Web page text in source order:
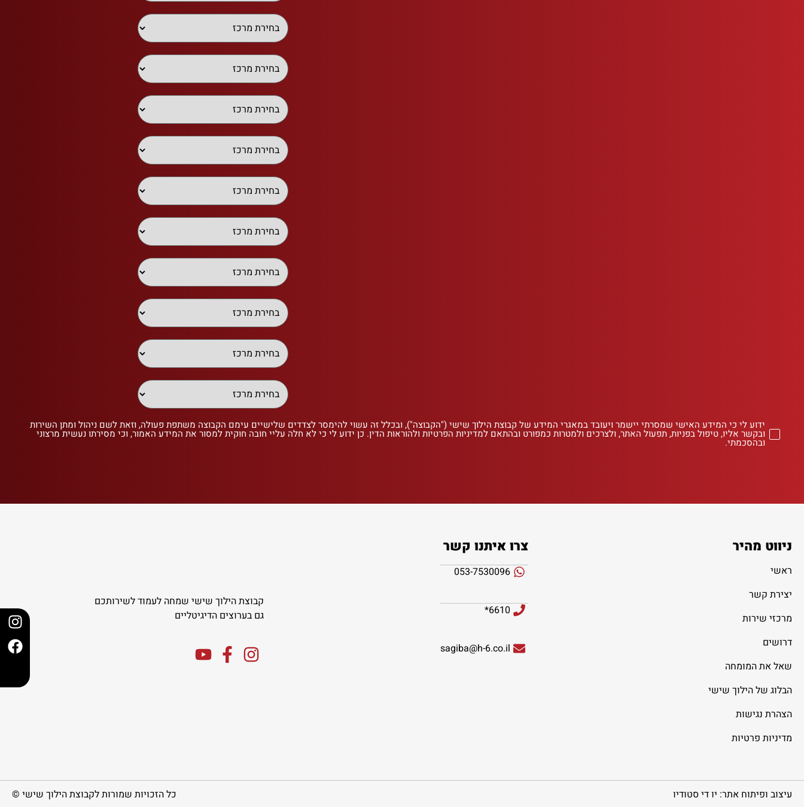
ידוע לי כי המידע האישי שמסרתי יישמר ויעובד במאגרי המידע של קבוצת הילוך שישי ("הקבוצה"), ובכלל זה עשוי להימסר לצדדים שלישיים עימם הקבוצה משתפת פעולה, וזאת לשם ניהול ומתן השירות
ובקשר אליו, טיפול בפניות, תפעול האתר, ולצרכים ולמטרות כמפורט ובהתאם למדיניות הפרטיות ולהוראות הדין. כן ידוע לי כי לא חלה עליי חובה חוקית למסור את המידע האמור, וכי מסירתו נעשית מרצוני
ובהסכמתי.
ניווט מהיר
ראשי
יצירת קשר
מרכזי שירות
דרושים
שאל את המומחה
הבלוג של הילוך שישי
הצהרת נגישות
מדיניות פרטיות
צרו איתנו קשר
053-7530096
6610*
sagiba@h-6.co.il
קבוצת הילוך שישי שמחה לעמוד לשירותכם
גם בערוצים הדיגיטליים
עיצוב ופיתוח אתר: יו די סטודיו כל הזכויות שמורות לקבוצת הילוך שישי ©